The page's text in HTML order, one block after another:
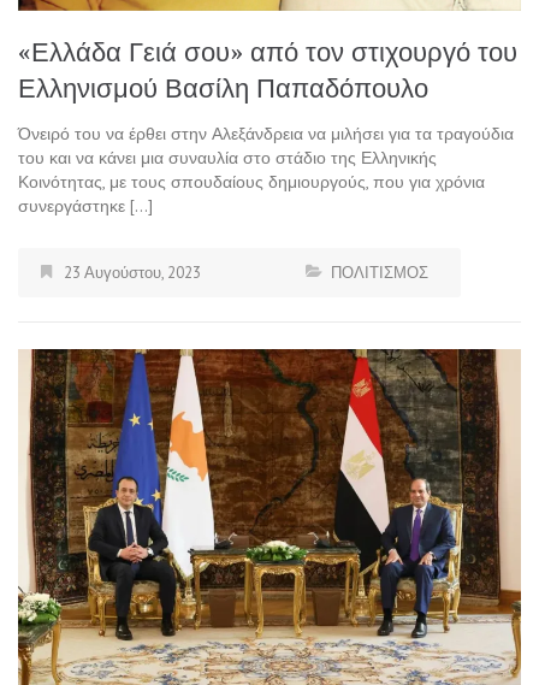
«Ελλάδα Γειά σου» από τον στιχουργό του
Ελληνισμού Βασίλη Παπαδόπουλο
Όνειρό του να έρθει στην Αλεξάνδρεια να μιλήσει για τα τραγούδια
του και να κάνει μια συναυλία στο στάδιο της Ελληνικής
Κοινότητας, με τους σπουδαίους δημιουργούς, που για χρόνια
συνεργάστηκε […]
23 Αυγούστου, 2023 ΠΟΛΙΤΙΣΜΟΣ